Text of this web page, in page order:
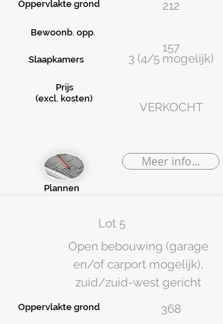
212
Oppervlakte grond
Bewoonb. opp.
3 (4/5 mogelijk)
Slaapkamers
Prijs
(excl. kosten)
157
VERKOCHT
Plannen
Meer info...
Lot 5
Open bebouwing (garage
en/of carport mogelijk),
zuid/zuid-west gericht
368
Oppervlakte grond